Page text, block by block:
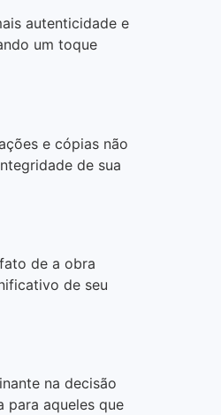
autenticidade e
um toque
e cópias não
de sua
de a obra
de seu
na decisão
para aqueles que